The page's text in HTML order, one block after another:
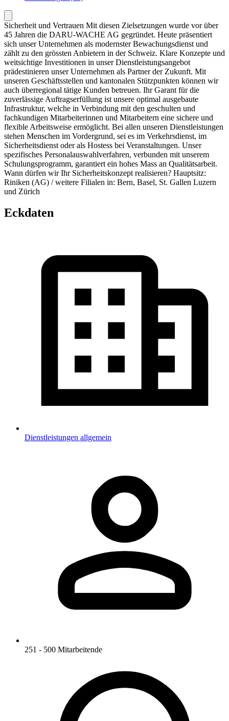
Sicherheit und Vertrauen Mit diesen Zielsetzungen wurde vor über
45 Jahren die DARU-WACHE AG gegründet. Heute präsentiert
sich unser Unternehmen als modernster Bewachungsdienst und
zählt zu den grössten Anbietern in der Schweiz. Klare Konzepte und
weitsichtige Investitionen in unser Dienstleistungsangebot
prädestinieren unser Unternehmen als Partner der Zukunft. Mit
unseren Geschäftsstellen und kantonalen Stützpunkten können wir
auch überregional tätige Kunden betreuen. Ihr Garant für die
zuverlässige Auftragserfüllung ist unsere optimal ausgebaute
Infrastruktur, welche in Verbindung mit den geschulten und
fachkundigen Mitarbeiterinnen und Mitarbeitern eine sichere und
flexible Arbeitsweise ermöglicht. Bei allen unseren Dienstleistungen
stehen Menschen im Vordergrund, sei es im Verkehrsdienst, im
Sicherheitsdienst oder als Hostess bei Veranstaltungen. Unser
spezifisches Personalauswahlverfahren, verbunden mit unserem
Schulungsprogramm, garantiert ein hohes Mass an Qualitätsarbeit.
Wann dürfen wir Ihr Sicherheitskonzept realisieren? Hauptsitz:
Riniken (AG) / weitere Filialen in: Bern, Basel, St. Gallen Luzern
und Zürich
Eckdaten
Dienstleistungen allgemein
251 - 500 Mitarbeitende